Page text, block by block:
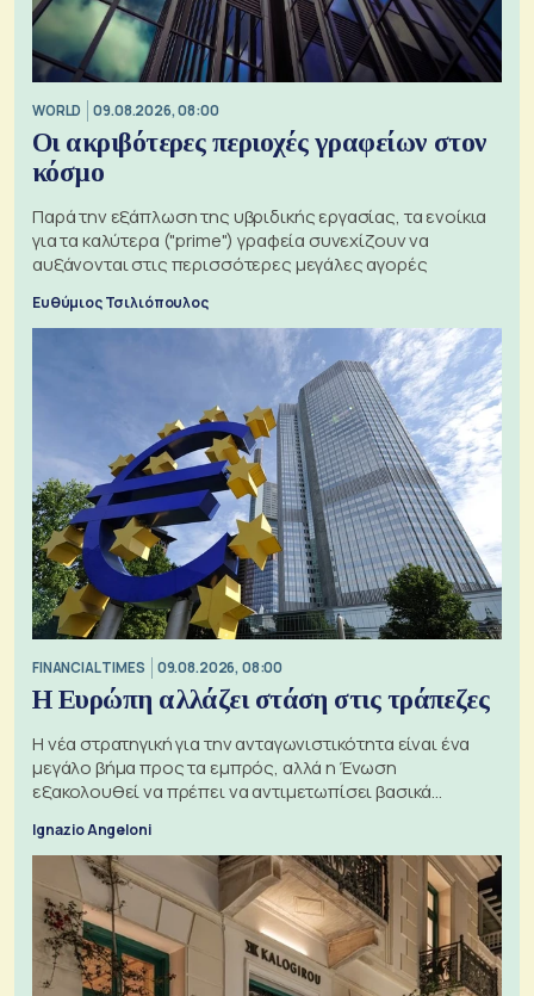
WORLD 09.08.2026, 08:00
Οι ακριβότερες περιοχές γραφείων στον
κόσμο
Παρά την εξάπλωση της υβριδικής εργασίας, τα ενοίκια
για τα καλύτερα ("prime") γραφεία συνεχίζουν να
αυξάνονται στις περισσότερες μεγάλες αγορές
Ευθύμιος Τσιλιόπουλος
FINANCIAL TIMES 09.08.2026, 08:00
Η Ευρώπη αλλάζει στάση στις τράπεζες
Η νέα στρατηγική για την ανταγωνιστικότητα είναι ένα
μεγάλο βήμα προς τα εμπρός, αλλά η Ένωση
εξακολουθεί να πρέπει να αντιμετωπίσει βασικά
Ignazio Angeloni